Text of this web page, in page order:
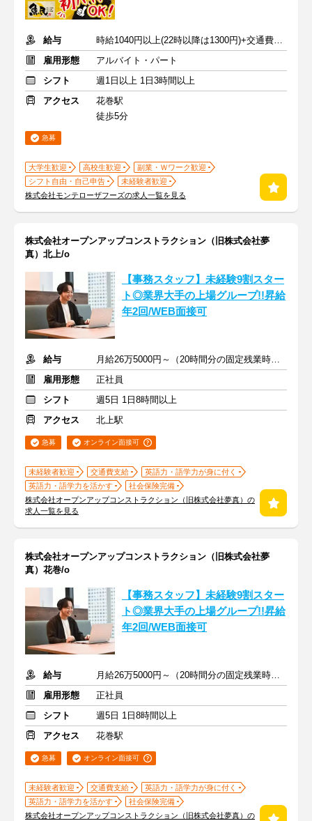
給与
時給1040円以上(22時以降は1300円)+交通費規定内支給
雇用形態
アルバイト・パート
シフト
週1日以上 1日3時間以上
アクセス
花巻駅
徒歩5分
急募
大学生歓迎 高校生歓迎
副業・Ｗワーク歓迎
シフト自由・自己申告
未経験者歓迎
株式会社モンテローザフーズの求人一覧を見る
株式会社オープンアップコンストラクション（旧株式会社夢
真）北上/o
【事務スタッフ】未経験9割スター
ト◎業界大手の上場グループ!!昇給
年2回/WEB面接可
給与
月給26万5000円～（20時間分の固定残業時間代を含む）
雇用形態
正社員
シフト
週5日 1日8時間以上
アクセス
北上駅
急募 オンライン面接可
未経験者歓迎 交通費支給
英語力・語学力が身に付く
英語力・語学力を活かす
社会保険完備
株式会社オープンアップコンストラクション（旧株式会社夢真）の
求人一覧を見る
株式会社オープンアップコンストラクション（旧株式会社夢
真）花巻/o
【事務スタッフ】未経験9割スター
ト◎業界大手の上場グループ!!昇給
年2回/WEB面接可
給与
月給26万5000円～（20時間分の固定残業時間代を含む）
雇用形態
正社員
シフト
週5日 1日8時間以上
アクセス
花巻駅
急募 オンライン面接可
未経験者歓迎 交通費支給
英語力・語学力が身に付く
英語力・語学力を活かす
社会保険完備
株式会社オープンアップコンストラクション（旧株式会社夢真）の